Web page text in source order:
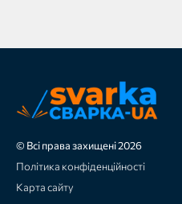
© Всі права захищені 2026
Політика конфіденційності
Карта сайту